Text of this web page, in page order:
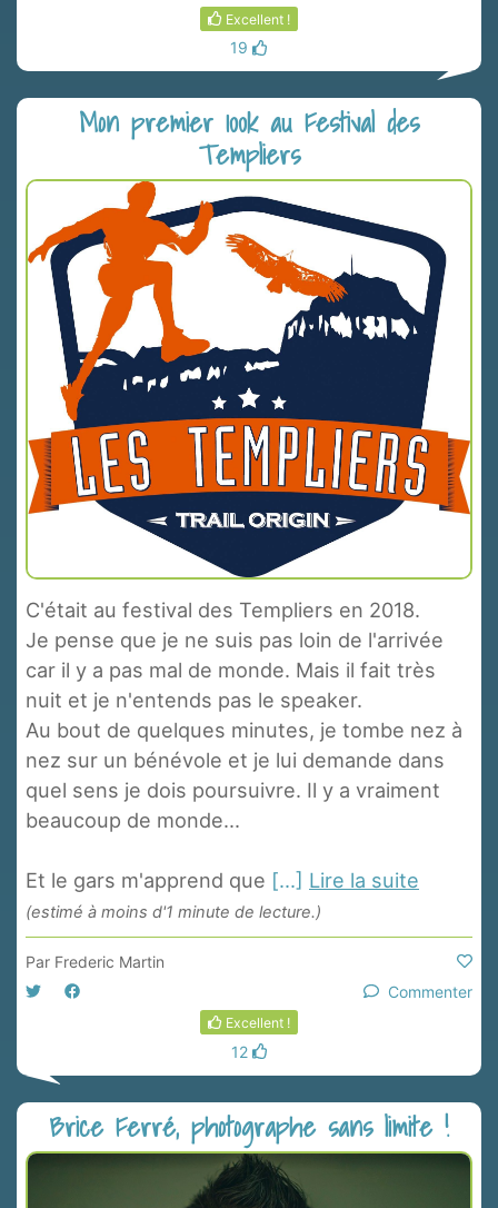
Excellent !
19
Mon premier 100k au Festival des
Templiers
C'était au festival des Templiers en 2018.
Je pense que je ne suis pas loin de l'arrivée
car il y a pas mal de monde. Mais il fait très
nuit et je n'entends pas le speaker.
Au bout de quelques minutes, je tombe nez à
nez sur un bénévole et je lui demande dans
quel sens je dois poursuivre. Il y a vraiment
beaucoup de monde...
Et le gars m'apprend que [...] Lire la suite
(estimé à moins d'1 minute de lecture.)
Par Frederic Martin
Commenter
Excellent !
12
Brice Ferré, photographe sans limite !